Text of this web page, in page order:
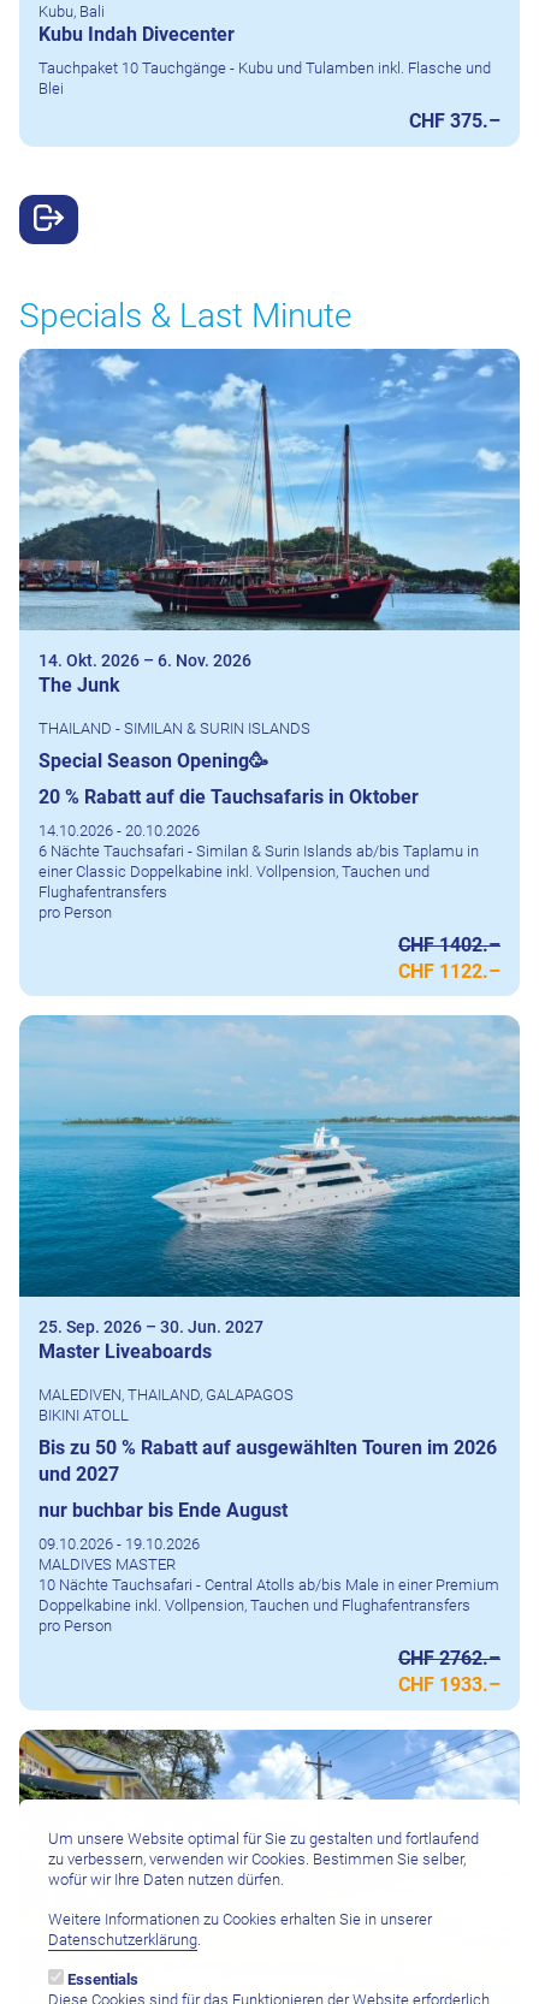
Kubu, Bali
Kubu Indah Divecenter
Tauchpaket 10 Tauchgänge - Kubu und Tulamben inkl. Flasche und
Blei
CHF 375.–
Specials & Last Minute
14. Okt. 2026 – 6. Nov. 2026
The Junk
THAILAND - SIMILAN & SURIN ISLANDS
Special Season Opening🥳
20 % Rabatt auf die Tauchsafaris in Oktober
14.10.2026 - 20.10.2026
6 Nächte Tauchsafari - Similan & Surin Islands ab/bis Taplamu in
einer Classic Doppelkabine inkl. Vollpension, Tauchen und
Flughafentransfers
pro Person
CHF 1402.–
CHF 1122.–
25. Sep. 2026 – 30. Jun. 2027
Master Liveaboards
MALEDIVEN, THAILAND, GALAPAGOS
BIKINI ATOLL
Bis zu 50 % Rabatt auf ausgewählten Touren im 2026
und 2027
nur buchbar bis Ende August
09.10.2026 - 19.10.2026
MALDIVES MASTER
10 Nächte Tauchsafari - Central Atolls ab/bis Male in einer Premium
Doppelkabine inkl. Vollpension, Tauchen und Flughafentransfers
pro Person
CHF 2762.–
CHF 1933.–
Um unsere Website optimal für Sie zu gestalten und fortlaufend
zu verbessern, verwenden wir Cookies. Bestimmen Sie selber,
wofür wir Ihre Daten nutzen dürfen.
Weitere Informationen zu Cookies erhalten Sie in unserer
Datenschutzerklärung
Essentials
Diese Cookies sind für das Funktionieren der Website erforderlich